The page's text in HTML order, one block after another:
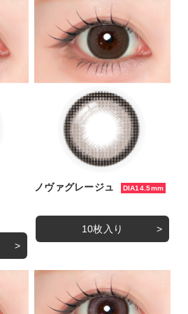
ノヴァグレージュ DIA14.5mm
10枚入り